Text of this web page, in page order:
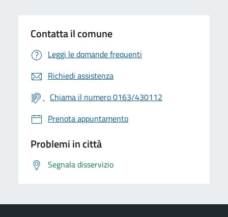
Contatta il comune
Leggi le domande frequenti
Richiedi assistenza
Chiama il numero 0163/430112
Prenota appuntamento
Problemi in città
Segnala disservizio